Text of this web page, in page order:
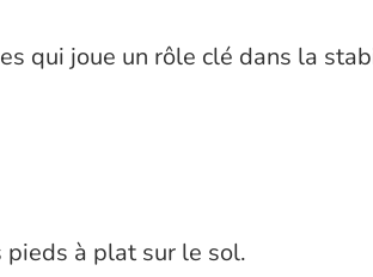
qui joue un rôle clé dans la
à plat sur le sol.